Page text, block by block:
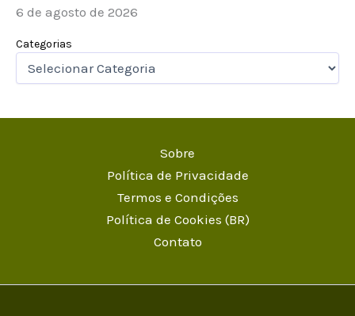
6 de agosto de 2026
Categorias
Sobre
Política de Privacidade
Termos e Condições
Política de Cookies (BR)
Contato